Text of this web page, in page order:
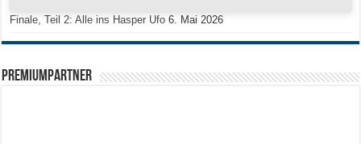
Finale, Teil 2: Alle ins Hasper Ufo 6. Mai 2026
PREMIUMPARTNER